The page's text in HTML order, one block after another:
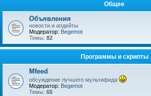
Общее
Объявления
новости и апдейты
Модератор: Begemot
Темы: 82
Программы и скрипты
Mfeed
обсуждение лучшего мультифида
Модератор: Begemot
Темы: 65